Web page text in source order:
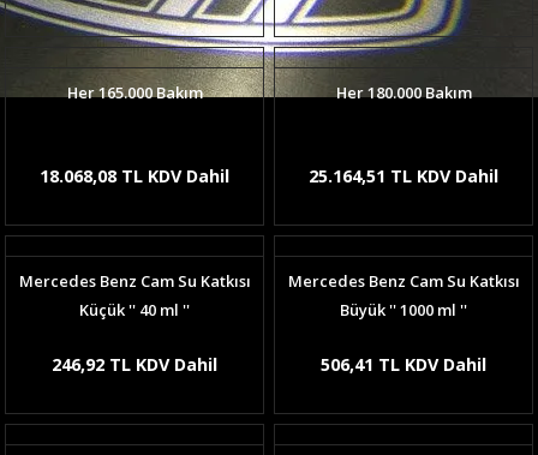
Her 165.000 Bakım
18.068,08 TL KDV Dahil
Her 180.000 Bakım
25.164,51 TL KDV Dahil
Mercedes Benz Cam Su Katkısı
Küçük '' 40 ml ''
246,92 TL KDV Dahil
Mercedes Benz Cam Su Katkısı
Büyük '' 1000 ml ''
506,41 TL KDV Dahil